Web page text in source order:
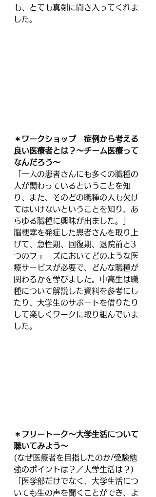
も、とても真剣に聞き入ってくれま
した。
＊ワークショップ　症例から考える
良い医療者とは？〜チーム医療って
なんだろう〜
「一人の患者さんにも多くの職種の
人が関わっているということを知
り、また、そのどの職種の人も欠け
てはいけないということを知り、あ
らゆる職種に興味が出ました。」
脳梗塞を発症した患者さんを取り上
げて、急性期、回復期、退院前と3
つのフェーズにおいてどのような医
療サービスが必要で、どんな職種が
関わるかを学びました。中高生は職
種について解説した資料を参考にし
たり、大学生のサポートを借りたり
して楽しくワークに取り組んでいま
した。
＊フリートーク〜大学生活について
聴いてみよう〜
(なぜ医療者を目指したのか/受験勉
強のポイントは？／大学生活は？)
「医学部だけでなく、大学生活につ
いても生の声を聞くことができ、よ